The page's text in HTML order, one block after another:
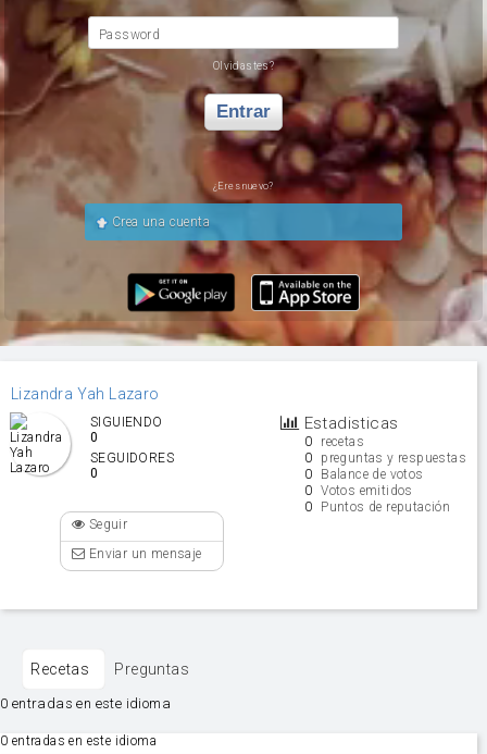
Password
Olvidastes?
Entrar
¿Eres nuevo?
Crea una cuenta
Lizandra Yah Lazaro
Estadisticas
0 recetas
0 preguntas y respuestas
0 Balance de votos
0 Votos emitidos
0 Puntos de reputación
SIGUIENDO
0
SEGUIDORES
0
Seguir
Enviar un mensaje
Recetas Preguntas
0 entradas en este idioma
0 entradas en este idioma